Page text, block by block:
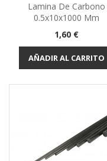
Lamina De Carbono
0.5x10x1000 Mm
Precio
1,60 €
AÑADIR AL CARRITO